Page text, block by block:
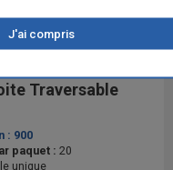
Traversable
: 900
paquet : 20
unique
J'ai compris